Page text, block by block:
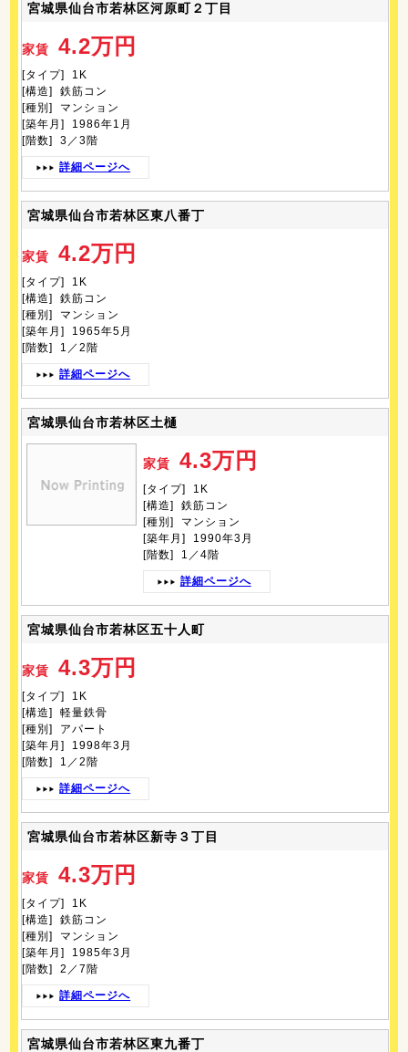
宮城県仙台市若林区河原町２丁目
家賃4.2万円
[タイプ] 1K
[構造] 鉄筋コン
[種別] マンション
[築年月] 1986年1月
[階数] 3／3階
詳細ページへ
宮城県仙台市若林区東八番丁
家賃4.2万円
[タイプ] 1K
[構造] 鉄筋コン
[種別] マンション
[築年月] 1965年5月
[階数] 1／2階
詳細ページへ
宮城県仙台市若林区土樋
家賃 4.3万円
[タイプ] 1K
[構造] 鉄筋コン
[種別] マンション
[築年月] 1990年3月
[階数] 1／4階
詳細ページへ
宮城県仙台市若林区五十人町
家賃4.3万円
[タイプ] 1K
[構造] 軽量鉄骨
[種別] アパート
[築年月] 1998年3月
[階数] 1／2階
詳細ページへ
宮城県仙台市若林区新寺３丁目
家賃4.3万円
[タイプ] 1K
[構造] 鉄筋コン
[種別] マンション
[築年月] 1985年3月
[階数] 2／7階
詳細ページへ
宮城県仙台市若林区東九番丁